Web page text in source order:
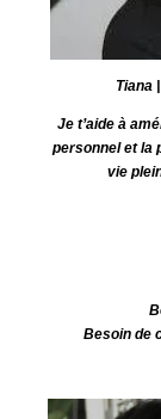
Tiana
Je t’aide à
personnel et la
vie
Besoin de